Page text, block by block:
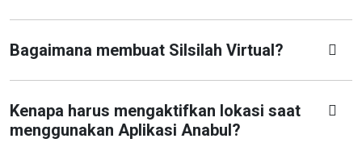
Bagaimana membuat Silsilah Virtual?
Kenapa harus mengaktifkan lokasi saat
menggunakan Aplikasi Anabul?